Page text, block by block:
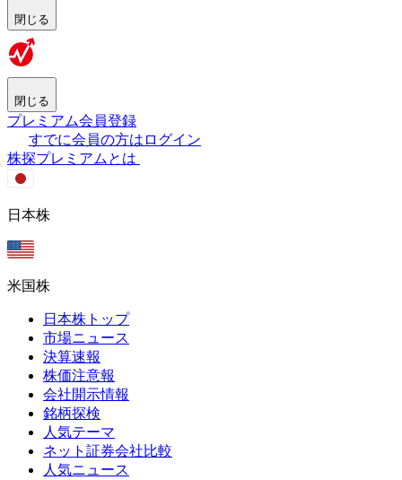
閉じる
閉じる
プレミアム会員登録
すでに会員の方はログイン
株探プレミアムとは
日本株
米国株
日本株トップ
市場ニュース
決算速報
株価注意報
会社開示情報
銘柄探検
人気テーマ
ネット証券会社比較
人気ニュース